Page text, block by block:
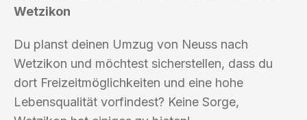
Wetzikon
Du planst deinen Umzug von Neuss nach
Wetzikon und möchtest sicherstellen, dass du
dort Freizeitmöglichkeiten und eine hohe
Lebensqualität vorfindest? Keine Sorge,